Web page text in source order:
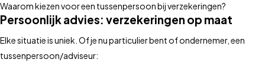
Waarom kiezen voor een tussenpersoon bij verzekeringen?
Persoonlijk advies: verzekeringen op maat
Elke situatie is uniek. Of je nu particulier bent of ondernemer, een
tussenpersoon/adviseur: